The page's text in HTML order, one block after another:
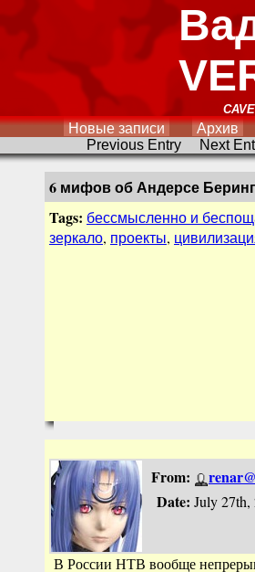
Новые записи Архив
Previous Entry
Next
6 мифов об Андерсе
Tags: бессмысленно и
зеркало, проекты,
From:
Date: July 27th,
В России НТВ вообще